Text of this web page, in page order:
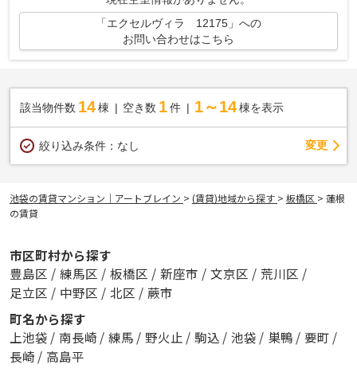
「エクセルヴィラ 12175」への
お問い合わせはこちら
該当物件数 14棟 空き数 1 件 1～14 棟を表示
絞り込み条件： なし 変更
池袋の賃貸マンション｜アートブレイン > (賃貸)地域から探す > 板橋区 > 蓮根
の賃貸
市区町村から探す
豊島区 / 練馬区 / 板橋区 / 新座市 / 文京区 / 荒川区 /
足立区 / 中野区 / 北区 / 蕨市
町名から探す
上池袋 / 南長崎 / 練馬 / 野火止 / 駒込 / 池袋 / 巣鴨 / 要町 /
長崎 / 高島平